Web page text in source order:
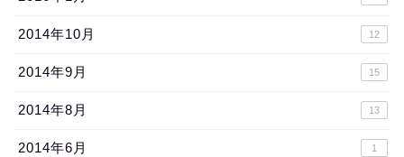
2014年10月 12
2014年9月 15
2014年8月 13
2014年6月 1